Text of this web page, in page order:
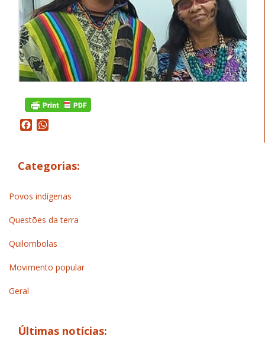
Facebook
Categorias:
Povos indígenas
Questões da terra
Quilombolas
Movimento popular
Geral
Últimas notícias: